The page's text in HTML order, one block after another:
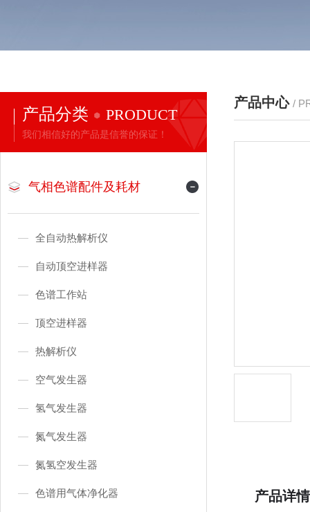
产品分类 PRODUCT
我们相信好的产品是信誉的保证！
气相色谱配件及耗材
全自动热解析仪
自动顶空进样器
色谱工作站
顶空进样器
热解析仪
空气发生器
氢气发生器
氮气发生器
氮氢空发生器
色谱用气体净化器
产品中心 /
产品详情